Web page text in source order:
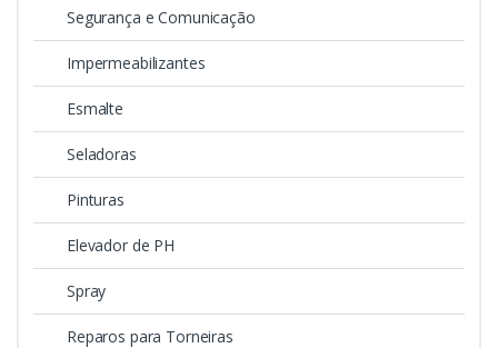
Segurança e Comunicação
Impermeabilizantes
Esmalte
Seladoras
Pinturas
Elevador de PH
Spray
Reparos para Torneiras